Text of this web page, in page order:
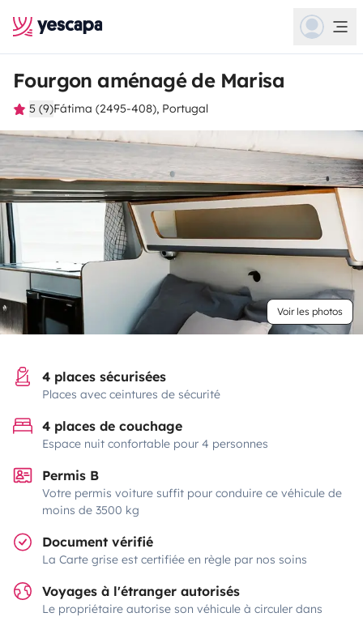
Fourgon aménagé de Marisa
5 (9)Fátima (2495-408), Portugal
Voir les photos
4 places sécurisées
Places avec ceintures de sécurité
4 places de couchage
Espace nuit confortable pour 4 personnes
Permis B
Votre permis voiture suffit pour conduire ce véhicule de
moins de 3500 kg
Document vérifié
La Carte grise est certifiée en règle par nos soins
Voyages à l'étranger autorisés
Le propriétaire autorise son véhicule à circuler dans